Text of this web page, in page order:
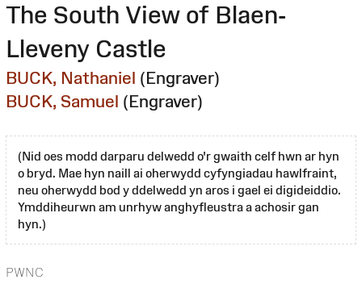
The South View of Blaen-
Lleveny Castle
BUCK, Nathaniel (Engraver)
BUCK, Samuel (Engraver)
(Nid oes modd darparu delwedd o'r gwaith celf hwn ar hyn
o bryd. Mae hyn naill ai oherwydd cyfyngiadau hawlfraint,
neu oherwydd bod y ddelwedd yn aros i gael ei digideiddio.
Ymddiheurwn am unrhyw anghyfleustra a achosir gan
hyn.)
PWNC